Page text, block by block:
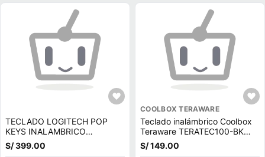
TECLADO LOGITECH POP
KEYS INALAMBRICO
BLUETOOTH FRESH VIBES
LILA VERDE
S/ 399.00
COOLBOX TERAWARE
Teclado inalámbrico Coolbox
Teraware TERATEC100-BK
bluetooth y USB Tipo-C,
mecánico, recargable 100%,
S/ 149.00